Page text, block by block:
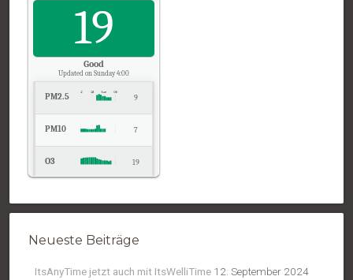
19
Good
Updated on Sunday 4:00
PM2.5 9
PM10 7
O3 19
Neueste Beiträge
ItsAnyTime jetzt auch mit ItsWelliTime 12. September 2024